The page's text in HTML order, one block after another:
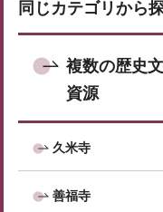
同じカテゴリから
複数の歴史
資源
久米寺
善福寺